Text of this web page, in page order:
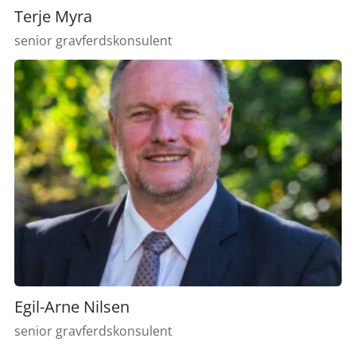
Terje Myra
senior gravferdskonsulent
Egil-Arne Nilsen
senior gravferdskonsulent